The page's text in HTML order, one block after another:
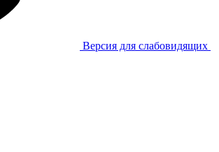
Версия для слабовидящих